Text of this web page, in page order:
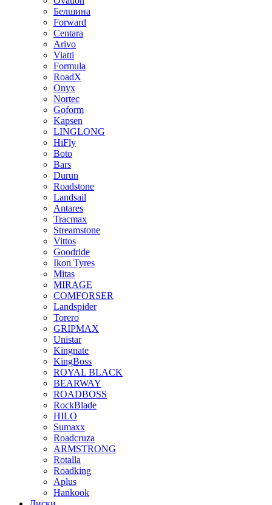
Белшина
Forward
Centara
Arivo
Viatti
Formula
RoadX
Onyx
Nortec
Goform
Kapsen
LINGLONG
HiFly
Boto
Bars
Durun
Roadstone
Landsail
Antares
Tracmax
Streamstone
Vittos
Goodride
Ikon Tyres
Mitas
MIRAGE
COMFORSER
Landspider
Torero
GRIPMAX
Unistar
Kingnate
KingBoss
ROYAL BLACK
BEARWAY
ROADBOSS
RockBlade
HILO
Sumaxx
Roadcruza
ARMSTRONG
Rotalla
Roadking
Aplus
Hankook